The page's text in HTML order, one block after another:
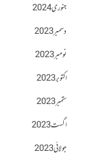
جنوری 2024
دسمبر 2023
نومبر 2023
اکتوبر 2023
ستمبر 2023
اگست 2023
جولائی 2023